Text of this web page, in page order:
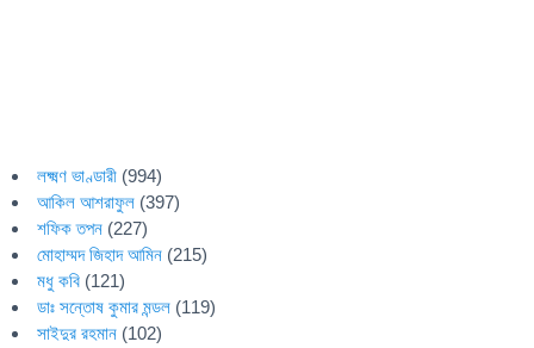
লক্ষ্মণ ভাণ্ডারী (994)
আকিল আশরাফুল (397)
শফিক তপন (227)
মোহাম্মদ জিহাদ আমিন (215)
মধু কবি (121)
ডাঃ সন্তোষ কুমার মন্ডল (119)
সাইদুর রহমান (102)